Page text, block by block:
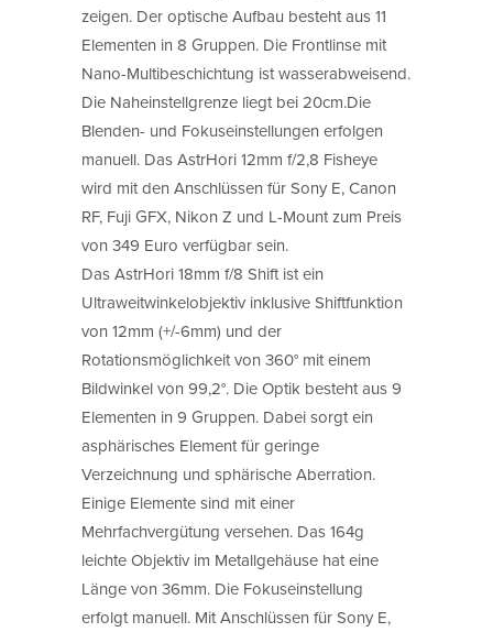
zeigen. Der optische Aufbau besteht aus 11
Elementen in 8 Gruppen. Die Frontlinse mit
Nano-Multibeschichtung ist wasserabweisend.
Die Naheinstellgrenze liegt bei 20cm.Die
Blenden- und Fokuseinstellungen erfolgen
manuell. Das AstrHori 12mm f/2,8 Fisheye
wird mit den Anschlüssen für Sony E, Canon
RF, Fuji GFX, Nikon Z und L-Mount zum Preis
von 349 Euro verfügbar sein.
Das AstrHori 18mm f/8 Shift ist ein
Ultraweitwinkelobjektiv inklusive Shiftfunktion
von 12mm (+/-6mm) und der
Rotationsmöglichkeit von 360° mit einem
Bildwinkel von 99,2°. Die Optik besteht aus 9
Elementen in 9 Gruppen. Dabei sorgt ein
asphärisches Element für geringe
Verzeichnung und sphärische Aberration.
Einige Elemente sind mit einer
Mehrfachvergütung versehen. Das 164g
leichte Objektiv im Metallgehäuse hat eine
Länge von 36mm. Die Fokuseinstellung
erfolgt manuell. Mit Anschlüssen für Sony E,